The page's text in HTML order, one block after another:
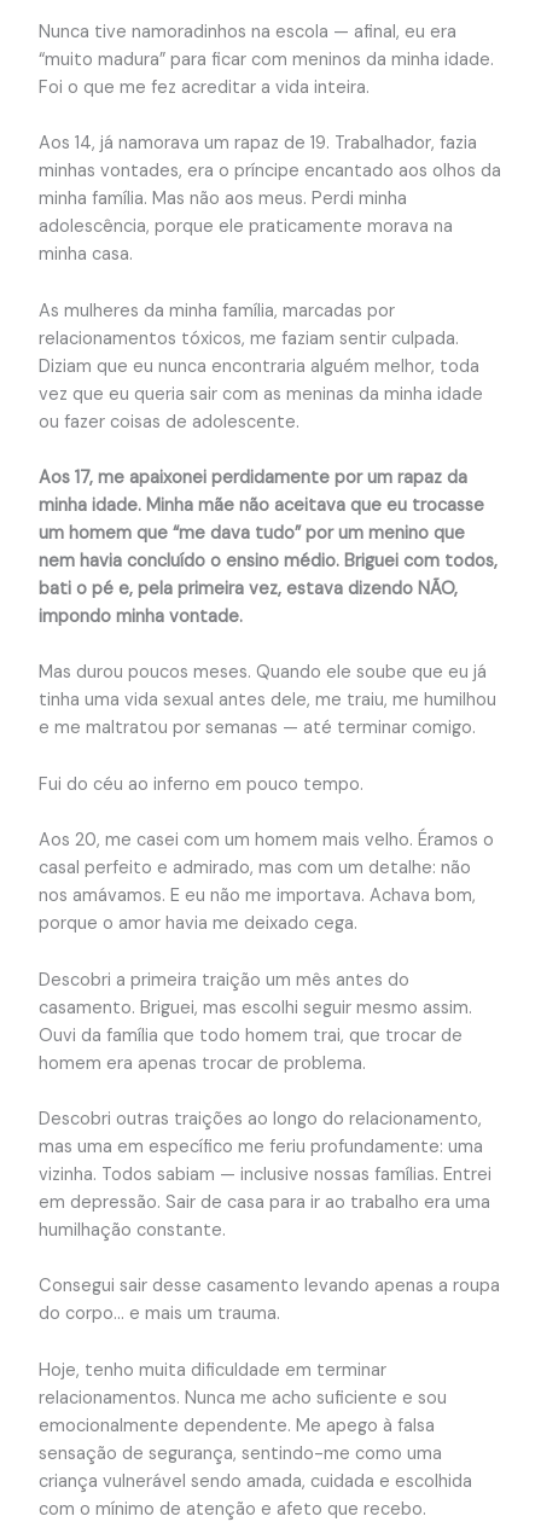
Nunca tive namoradinhos na escola — afinal, eu era
“muito madura” para ficar com meninos da minha idade.
Foi o que me fez acreditar a vida inteira.
Aos 14, já namorava um rapaz de 19. Trabalhador, fazia
minhas vontades, era o príncipe encantado aos olhos da
minha família. Mas não aos meus. Perdi minha
adolescência, porque ele praticamente morava na
minha casa.
As mulheres da minha família, marcadas por
relacionamentos tóxicos, me faziam sentir culpada.
Diziam que eu nunca encontraria alguém melhor, toda
vez que eu queria sair com as meninas da minha idade
ou fazer coisas de adolescente.
Aos 17, me apaixonei perdidamente por um rapaz da
minha idade. Minha mãe não aceitava que eu trocasse
um homem que “me dava tudo” por um menino que
nem havia concluído o ensino médio. Briguei com todos,
bati o pé e, pela primeira vez, estava dizendo NÃO,
impondo minha vontade.
Mas durou poucos meses. Quando ele soube que eu já
tinha uma vida sexual antes dele, me traiu, me humilhou
e me maltratou por semanas — até terminar comigo.
Fui do céu ao inferno em pouco tempo.
Aos 20, me casei com um homem mais velho. Éramos o
casal perfeito e admirado, mas com um detalhe: não
nos amávamos. E eu não me importava. Achava bom,
porque o amor havia me deixado cega.
Descobri a primeira traição um mês antes do
casamento. Briguei, mas escolhi seguir mesmo assim.
Ouvi da família que todo homem trai, que trocar de
homem era apenas trocar de problema.
Descobri outras traições ao longo do relacionamento,
mas uma em específico me feriu profundamente: uma
vizinha. Todos sabiam — inclusive nossas famílias. Entrei
em depressão. Sair de casa para ir ao trabalho era uma
humilhação constante.
Consegui sair desse casamento levando apenas a roupa
do corpo… e mais um trauma.
Hoje, tenho muita dificuldade em terminar
relacionamentos. Nunca me acho suficiente e sou
emocionalmente dependente. Me apego à falsa
sensação de segurança, sentindo-me como uma
criança vulnerável sendo amada, cuidada e escolhida
com o mínimo de atenção e afeto que recebo.